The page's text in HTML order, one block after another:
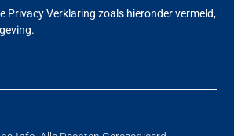
Privacy Verklaring zoals hieronder vermeld,